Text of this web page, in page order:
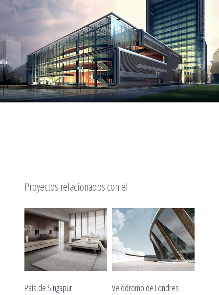
Proyectos relacionados con el
País de Singapur Velódromo de Londres